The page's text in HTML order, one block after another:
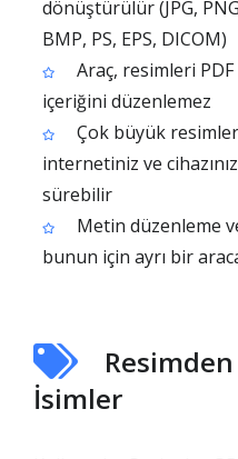
dönüştürülür (JPG,
BMP, PS, EPS, DICOM)
Araç, resimleri
içeriğini düzenlemez
Çok büyük
internetiniz ve
sürebilir
Metin düzenleme
bunun için ayrı bir
İsimler